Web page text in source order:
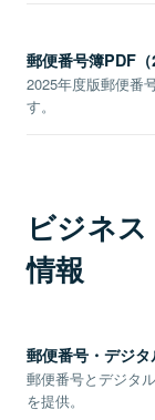
郵便番号簿PDF（
2025年度版郵便番
す。
ビジネ
情報
郵便番号・デジ
郵便番号とデジタ
を提供。